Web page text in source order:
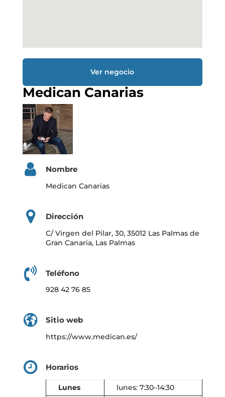
Ver negocio
Medican Canarias
Nombre
Medican Canarias
Dirección
C/ Virgen del Pilar, 30, 35012 Las Palmas de
Gran Canaria, Las Palmas
Teléfono
928 42 76 85
Sitio web
https://www.medican.es/
Horarios
Lunes
lunes: 7:30–14:30